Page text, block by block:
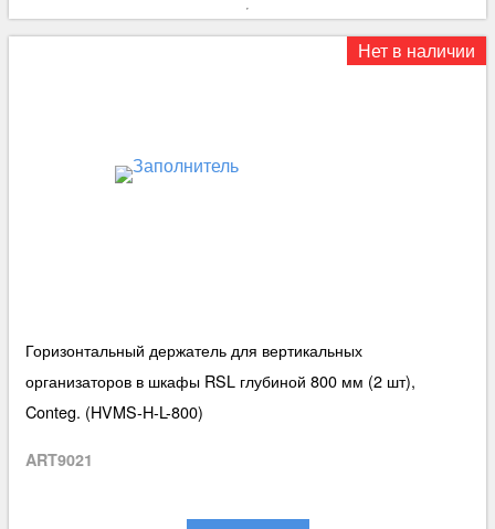
Нет в наличии
Горизонтальный держатель для вертикальных
организаторов в шкафы RSL глубиной 800 мм (2 шт),
Conteg. (HVMS-H-L-800)
ART9021